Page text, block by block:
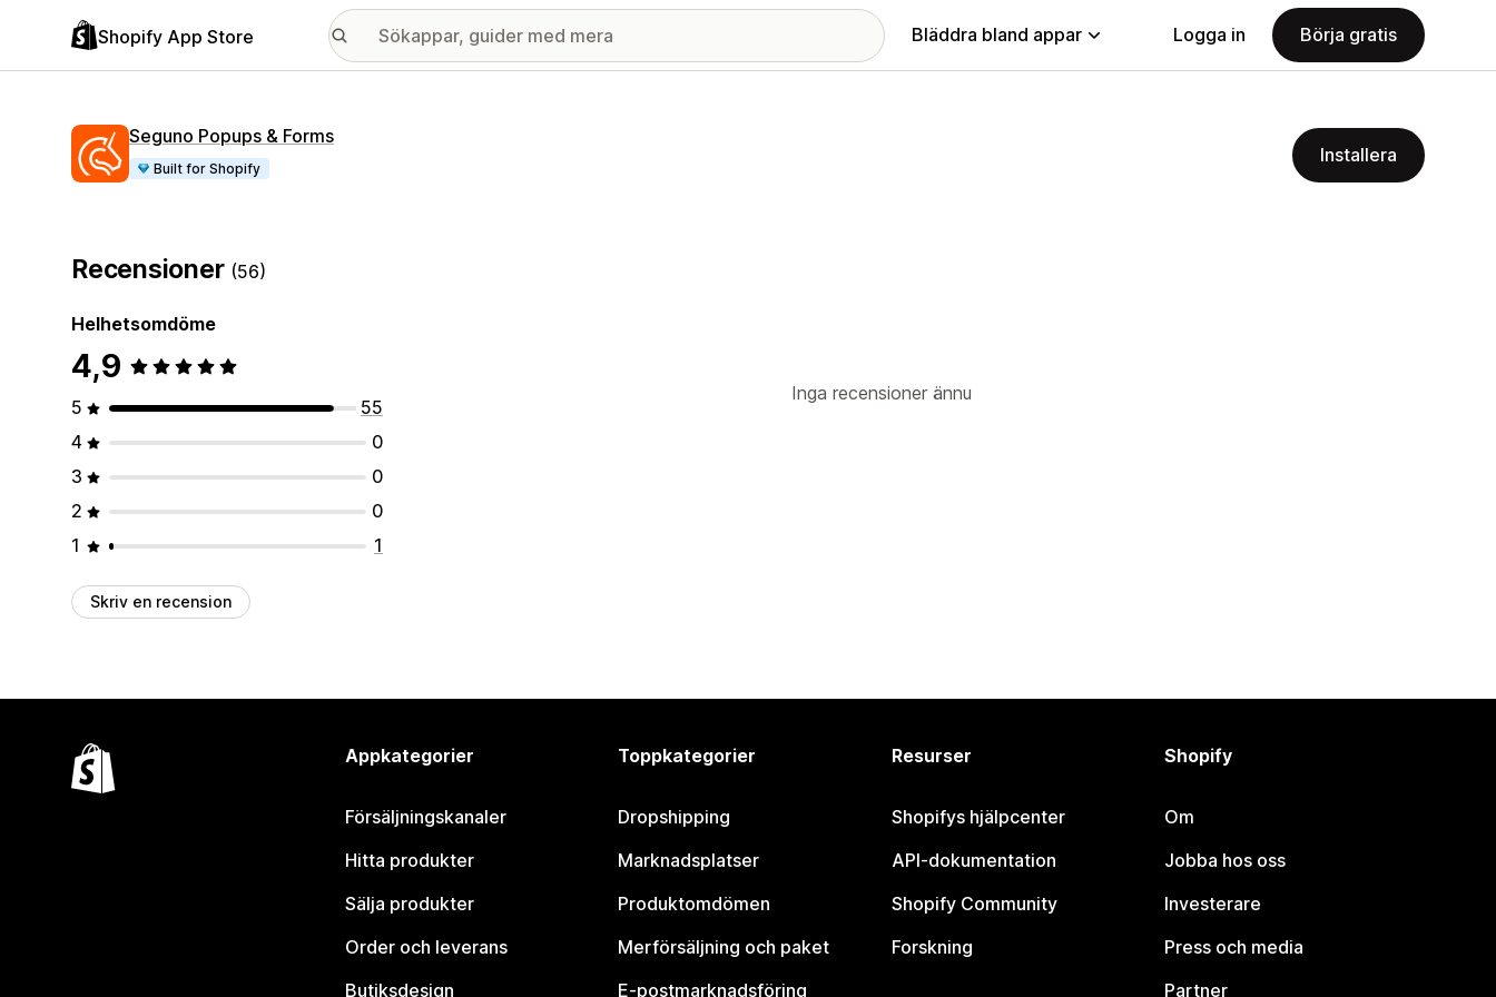
Shopify App Store Bläddra bland appar Logga in Börja gratis
Seguno Popups & Forms
Built for Shopify
Installera
Recensioner (56)
Helhetsomdöme
4,9
5
55
4
0
3
0
2
0
1
1
Skriv en recension
Inga recensioner ännu
Appkategorier
Försäljningskanaler
Hitta produkter
Sälja produkter
Order och leverans
Butiksdesign
Toppkategorier
Dropshipping
Marknadsplatser
Produktomdömen
Merförsäljning och paket
E-postmarknadsföring
Resurser
Shopifys hjälpcenter
API-dokumentation
Shopify Community
Forskning
Shopify
Om
Jobba hos oss
Investerare
Press och media
Partner